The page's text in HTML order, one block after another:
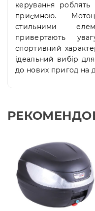
керування
приємною.
стильними
привертають
спортивний
ідеальний вибір
до нових пригод на